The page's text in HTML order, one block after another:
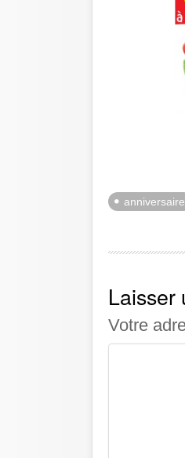
anniversaire
Laisser
Votre